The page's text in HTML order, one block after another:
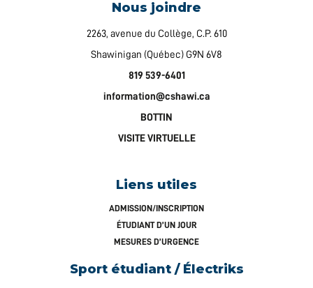
Sport étudiant / Électriks
Nous joindre
2263, avenue du Collège, C.P. 610
Shawinigan (Québec) G9N 6V8
819 539-6401
information@cshawi.ca
BOTTIN
VISITE VIRTUELLE
Liens utiles
ADMISSION/INSCRIPTION
ÉTUDIANT D’UN JOUR
MESURES D’URGENCE